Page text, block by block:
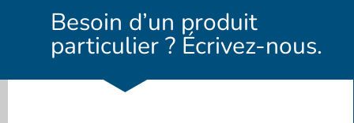
Besoin d’un produit
particulier ? Écrivez-nous.